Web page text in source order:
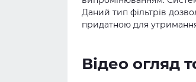
Даний тип фільтрів
придатною для
Відео огляд